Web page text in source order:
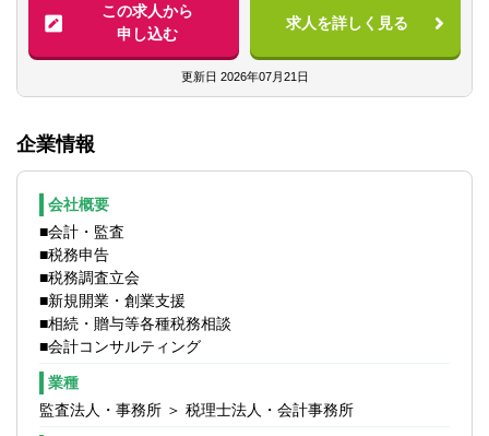
年以上）
※将来的に横浜事務所を開設予定の為、横浜
駅近辺での勤務が可能な方も大歓迎です。
い方
【具体的には】
■月次監査・決算
■確定申告・年末調整
■税務相談
など
【使用ソフト】
【クライアント】
この求人から
申し込む
求人を詳しく見る
更新日 2026年07月21日
企業情報
会社概要
■会計・監査
■税務申告
■税務調査立会
■新規開業・創業支援
■相続・贈与等各種税務相談
■会計コンサルティング
業種
監査法人・事務所 ＞ 税理士法人・会計事務所